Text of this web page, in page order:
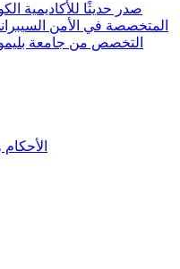
المتخصصة في الأمن
التخصص من جامعة